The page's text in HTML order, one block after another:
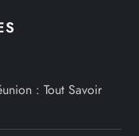
: Tout Savoir